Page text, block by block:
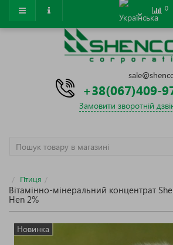
0
+38(067)409-
Замовити зворотній
Птиця
Вітамінно-мінеральний концентрат
Hen 2%
Новинка